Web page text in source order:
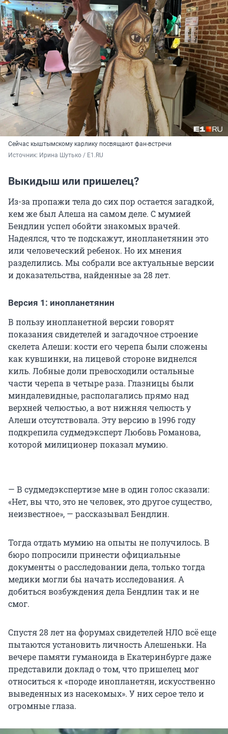
Сейчас кыштымскому карлику посвящают фан-встречи
Источник: Ирина Шутько / E1.RU
Выкидыш или пришелец?
Из-за пропажи тела до сих пор остается загадкой,
кем же был Алеша на самом деле. С мумией
Бендлин успел обойти знакомых врачей.
Надеялся, что те подскажут, инопланетянин это
или человеческий ребенок. Но их мнения
разделились. Мы собрали все актуальные версии
и доказательства, найденные за 28 лет.
Версия 1: инопланетянин
В пользу инопланетной версии говорят
показания свидетелей и загадочное строение
скелета Алеши: кости его черепа были сложены
как кувшинки, на лицевой стороне виднелся
киль. Лобные доли превосходили остальные
части черепа в четыре раза. Глазницы были
миндалевидные, располагались прямо над
верхней челюстью, а вот нижняя челюсть у
Алеши отсутствовала. Эту версию в 1996 году
подкрепила судмедэксперт Любовь Романова,
которой милиционер показал мумию.
— В судмедэкспертизе мне в один голос сказали:
«Нет, вы что, это не человек, это другое существо,
неизвестное», — рассказывал Бендлин.
Тогда отдать мумию на опыты не получилось. В
бюро попросили принести официальные
документы о расследовании дела, только тогда
медики могли бы начать исследования. А
добиться возбуждения дела Бендлин так и не
смог.
Спустя 28 лет на форумах свидетелей НЛО всё еще
пытаются установить личность Алешеньки. На
вечере памяти гуманоида в Екатеринбурге даже
представили доклад о том, что пришелец мог
относиться к «породе инопланетян, искусственно
выведенных из насекомых». У них серое тело и
огромные глаза.